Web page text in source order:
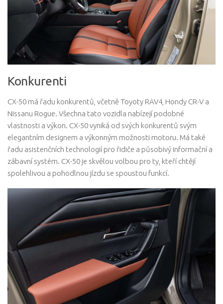
Konkurenti
CX-50 má řadu konkurentů, včetně Toyoty RAV4, Hondy CR-V a
Nissanu Rogue. Všechna tato vozidla nabízejí podobné
vlastnosti a výkon. CX-50 vyniká od svých konkurentů svým
elegantním designem a výkonným možnosti motoru. Má také
řadu asistenčních technologií pro řidiče a působivý informační a
zábavní systém. CX-50 je skvělou volbou pro ty, kteří chtějí
spolehlivou a pohodlnou jízdu se spoustou funkcí.